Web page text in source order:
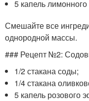
5 капель
Смешайте все
однородной массы.
### Рецепт №2:
1/2 стакана соды;
1/4 стакана
5 капель розового